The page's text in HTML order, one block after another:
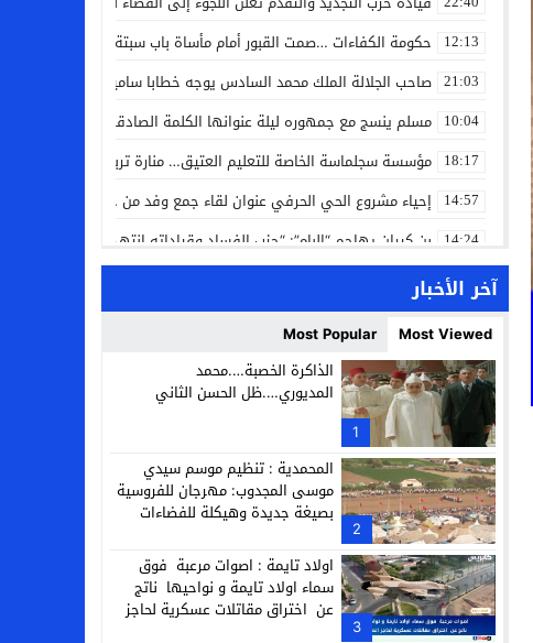
12:13 حكومة الكفاءات …صمت القبور أمام مأساة باب سبتة
21:03 صاحب الجلالة الملك محمد السادس يوجه خطابا ساميا إلى الأمة
10:04 مسلم ينسج مع جمهوره ليلة عنوانها الكلمة الصادقة في مهرجان
18:17 مؤسسة سجلماسة الخاصة للتعليم العتيق… منارة تربوية تجمع بين
14:57 إحياء مشروع الحي الحرفي عنوان لقاء جمع وفد من جمعية التضامن
14:24 بن كيران يهاجم “البام”: “حزب الفساد وقياداته انتهى ببعضها في
11:33 كمال محرر يقود استئنافية تارودانت: مسار قضائي راسخ ورؤية
حبشان وكيلاً عاماً بتارودانت: ترقية جديدة في الحركة القضائية
21:28 حزب الديمقراطيين الجدد يؤسس منظمتي شباب ونساء الصحراء بالعيون
13:37 عطش أولاد تايمة وسياسة “الحبة والقبة”: هل أصبح الماء إنجازاً بطولياً؟
12:25 انطلاق فعاليات الدورة 12 لمعرض المنتوجات المحلية بأكادير SIPTA (فيديو)
آخر الأخبار
Most Viewed
Most Popular
1
الذاكرة الخصبة….محمد
المديوري….ظل الحسن الثاني
2
المحمدية : تنظيم موسم سيدي
موسى المجدوب: مهرجان للفروسية
بصيغة جديدة وهيكلة للفضاءات
3
اولاد تايمة : اصوات مرعبة فوق
سماء اولاد تايمة و نواحيها ناتج
عن اختراق مقاتلات عسكرية لحاجز